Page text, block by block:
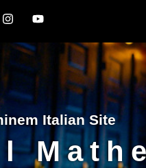
Italian Site